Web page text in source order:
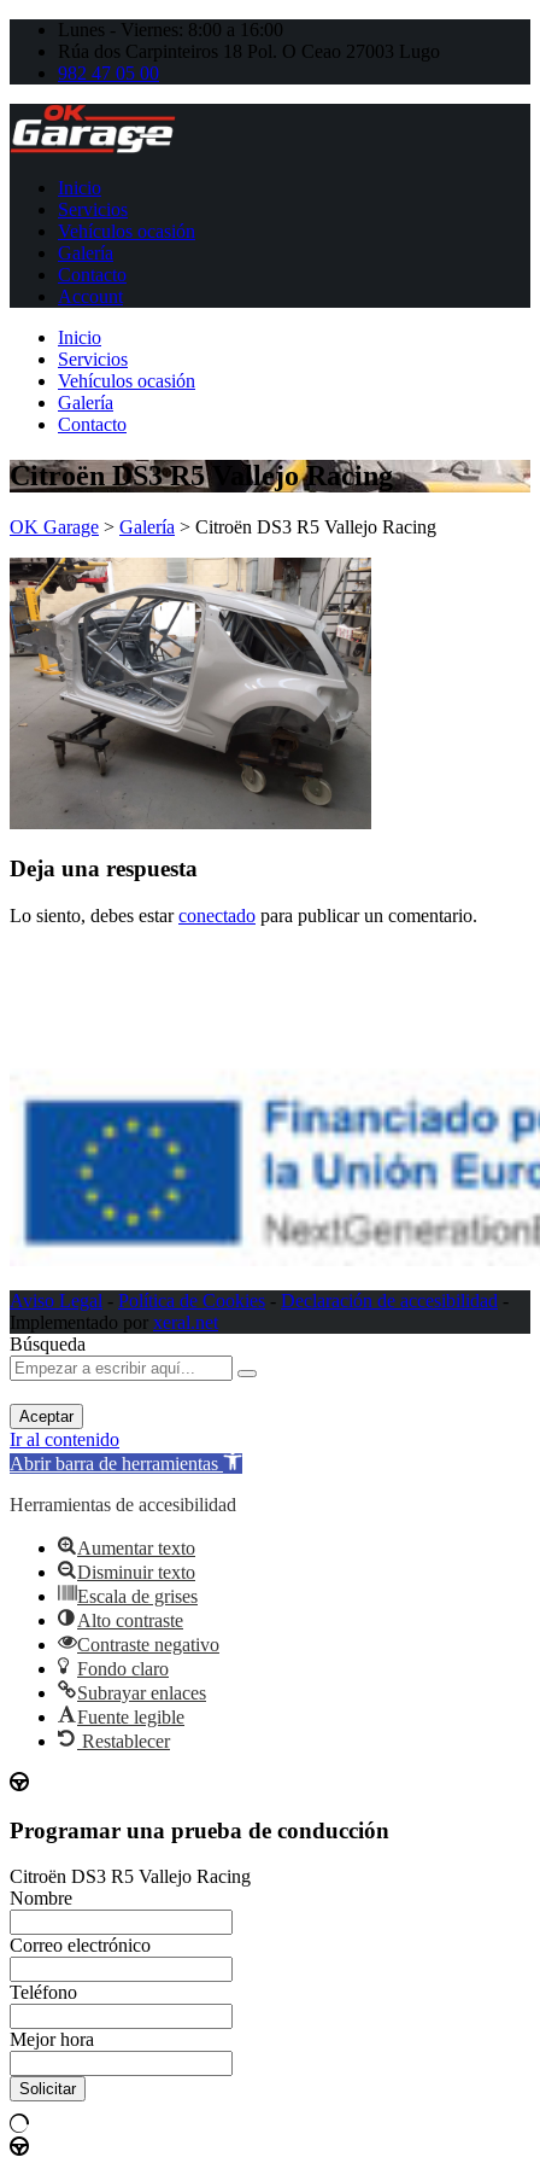
Lunes - Viernes: 8:00 a 16:00
Rúa dos Carpinteiros 18 Pol. O Ceao 27003 Lugo
982 47 05 00
Inicio
Servicios
Vehículos ocasión
Galería
Contacto
Account
Inicio
Servicios
Vehículos ocasión
Galería
Contacto
Citroën DS3 R5 Vallejo Racing
OK Garage > Galería > Citroën DS3 R5 Vallejo Racing
Deja una respuesta
Lo siento, debes estarconectado para publicar un comentario.
Aviso Legal - Política de Cookies - Declaración de accesibilidad -
Implementado por xeral.net
Búsqueda
Aceptar
Ir al contenido
Abrir barra de herramientas
Herramientas de accesibilidad
Aumentar texto
Disminuir texto
Escala de grises
Alto contraste
Contraste negativo
Fondo claro
Subrayar enlaces
Fuente legible
Restablecer
Programar una prueba de conducción
Citroën DS3 R5 Vallejo Racing
Nombre
Correo electrónico
Teléfono
Mejor hora
Solicitar